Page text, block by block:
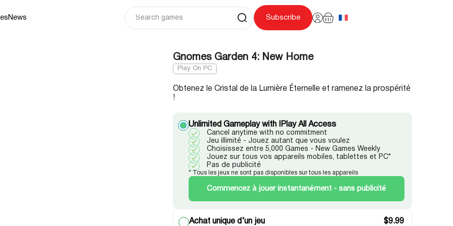
News Subscribe
Gnomes Garden 4: New Home
Play On PC
Unlimited Gameplay with IPlay All Access
Cancel anytime with no commitment
Jeu illimité - Jouez autant que vous voulez
Choisissez entre 5,000 Games - New Games Weekly
Jouez sur tous vos appareils mobiles, tablettes et PC*
Pas de publicité
* Tous les jeux ne sont pas disponibles sur tous les appareils
Commencez à jouer instantanément - sans publicité
Achat unique d’un jeu $9.99
Obtenez le Cristal de la Lumière Éternelle et ramenez la prospérité
!